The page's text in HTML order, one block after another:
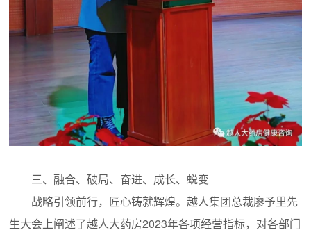
三、融合、破局、奋进、成长、蜕变
战略引领前行，匠心铸就辉煌。越人集团总裁廖予里先
生大会上阐述了越人大药房2023年各项经营指标，对各部门